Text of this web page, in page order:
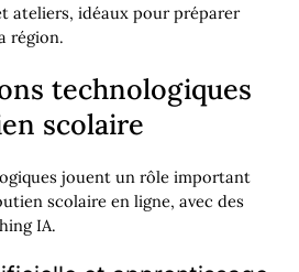
ateliers, idéaux pour préparer
région.
technologiques
scolaire
jouent un rôle important
scolaire en ligne, avec des
IA.